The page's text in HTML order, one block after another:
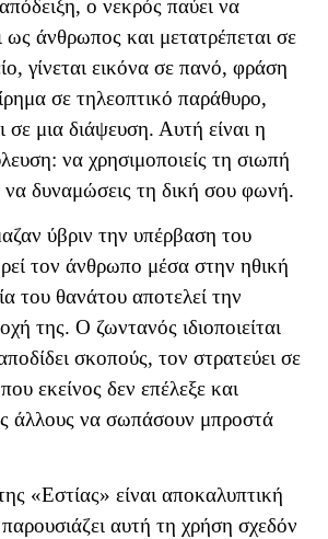
ο νεκρός παύει να
ως άνθρωπος και μετατρέπεται σε
γίνεται εικόνα σε πανό, φράση
σε τηλεοπτικό παράθυρο,
σε μια διάψευση. Αυτή είναι η
να χρησιμοποιείς τη σιωπή
να δυναμώσεις τη δική σου φωνή.
ύβριν την υπέρβαση του
τον άνθρωπο μέσα στην ηθική
του θανάτου αποτελεί την
της. Ο ζωντανός ιδιοποιείται
σκοπούς, τον στρατεύει σε
εκείνος δεν επέλεξε και
άλλους να σωπάσουν μπροστά
«Εστίας» είναι αποκαλυπτική
αυτή τη χρήση σχεδόν